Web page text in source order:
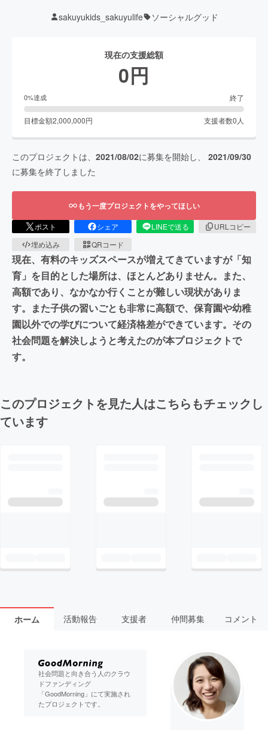
sakuyukids_sakuyulife ソーシャルグッド
現在の支援総額
0円
0%達成 終了
目標金額2,000,000円 支援者数0 人
このプロジェクトは、 2021/08/02に募集を開始し、 2021/09/30
に募集を終了しました
もう一度プロジェクトをやってほしい
ポスト シェア LINEで送る
URLコピー
埋め込み
QRコード
現在、有料のキッズスペースが増えてきていますが「知
育」を目的とした場所は、ほとんどありません。また、
高額であり、なかなか行くことが難しい現状がありま
す。また子供の習いごとも非常に高額で、保育園や幼稚
園以外での学びについて経済格差ができています。その
社会問題を解決しようと考えたのが本プロジェクトで
す。
このプロジェクトを見た人はこちらもチェックし
ています
ホーム 活動報告 支援者 仲間募集 コメント
社会問題と向き合う人のクラウ
ドファンディング
「GoodMorning」にて実施され
たプロジェクトです。